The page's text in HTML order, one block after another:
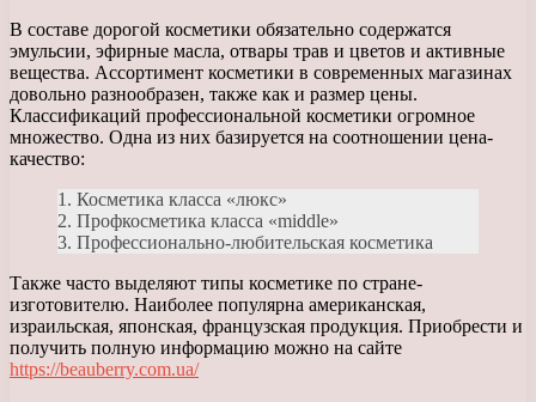
В составе дорогой косметики обязательно содержатся
эмульсии, эфирные масла, отвары трав и цветов и активные
вещества. Ассортимент косметики в современных магазинах
довольно разнообразен, также как и размер цены.
Классификаций профессиональной косметики огромное
множество. Одна из них базируется на соотношении цена-
качество:
1. Косметика класса «люкс»
2. Профкосметика класса «middle»
3. Профессионально-любительская косметика
Также часто выделяют типы косметике по стране-
изготовителю. Наиболее популярна американская,
израильская, японская, французская продукция. Приобрести и
получить полную информацию можно на сайте
https://beauberry.com.ua/